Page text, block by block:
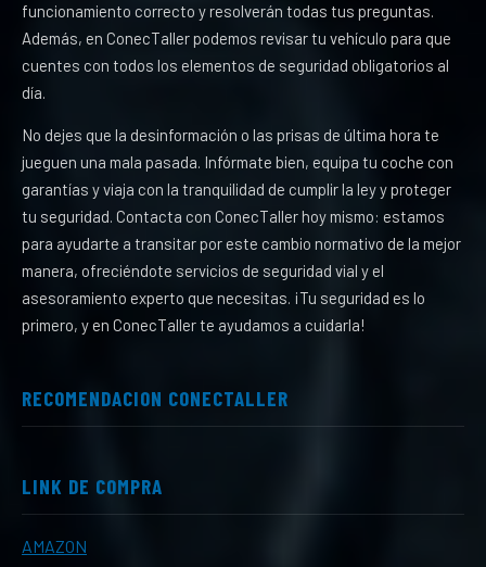
funcionamiento correcto y resolverán todas tus preguntas.
Además, en ConecTaller podemos revisar tu vehículo para que
cuentes con todos los elementos de seguridad obligatorios al
día.
No dejes que la desinformación o las prisas de última hora te
jueguen una mala pasada. Infórmate bien, equipa tu coche con
garantías y viaja con la tranquilidad de cumplir la ley y proteger
tu seguridad. Contacta con ConecTaller hoy mismo: estamos
para ayudarte a transitar por este cambio normativo de la mejor
manera, ofreciéndote servicios de seguridad vial y el
asesoramiento experto que necesitas. ¡Tu seguridad es lo
primero, y en ConecTaller te ayudamos a cuidarla!
RECOMENDACION CONECTALLER
LINK DE COMPRA
AMAZON